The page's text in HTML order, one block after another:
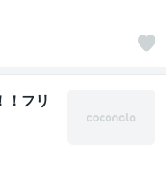
！フリ